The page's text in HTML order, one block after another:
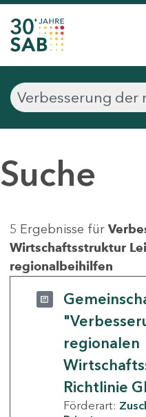
Suche
5 Ergebnisse für
Wirtschaftsstruktur
regionalbeihilfen
regionalen
Richtlinie
Förderart: